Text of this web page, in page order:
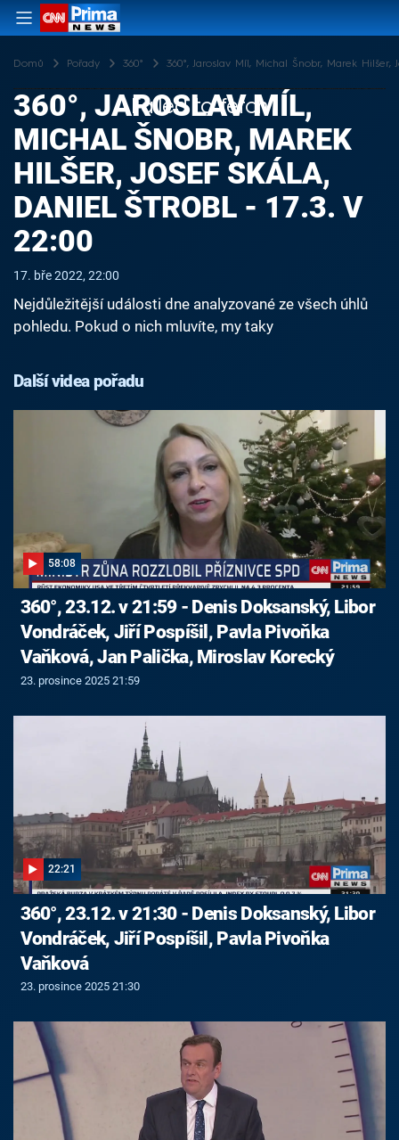
Domů Pořady 360° 360°, Jaroslav Míl, Michal Šnobr, Marek Hilšer,
Failed to fetch
360°, JAROSLAV MÍL,
MICHAL ŠNOBR, MAREK
HILŠER, JOSEF SKÁLA,
DANIEL ŠTROBL - 17.3. V
22:00
17. bře 2022, 22:00
Nejdůležitější události dne analyzované ze všech úhlů
pohledu. Pokud o nich mluvíte, my taky
Další videa pořadu
58:08
360°, 23.12. v 21:59 - Denis Doksanský, Libor
Vondráček, Jiří Pospíšil, Pavla Pivoňka
Vaňková, Jan Palička, Miroslav Korecký
23. prosince 2025 21:59
22:21
360°, 23.12. v 21:30 - Denis Doksanský, Libor
Vondráček, Jiří Pospíšil, Pavla Pivoňka
Vaňková
23. prosince 2025 21:30